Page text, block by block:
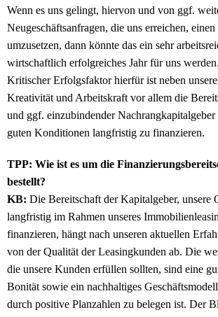
Wenn es uns gelingt, hiervon und von ggf.
Neugeschäftsanfragen, die uns erreichen,
umzusetzen, dann könnte das ein sehr
wirtschaftlich erfolgreiches Jahr für uns werden.
Kritischer Erfolgsfaktor hierfür ist neben
Kreativität und Arbeitskraft vor allem die
und ggf. einzubindender
guten Konditionen langfristig zu finanzieren.
TPP: Wie ist es um die
bestellt?
KB: Die Bereitschaft der Kapitalgeber, unsere
langfristig im Rahmen unseres
finanzieren, hängt nach unseren aktuellen
von der Qualität der Leasingkunden ab. Die
die unsere Kunden erfüllen sollten, sind eine
Bonität sowie ein nachhaltiges
durch positive Planzahlen zu belegen ist. Der